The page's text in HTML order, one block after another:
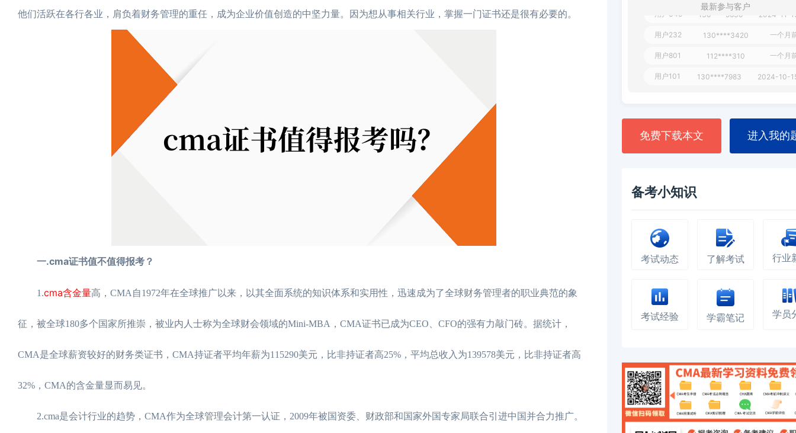
他们活跃在各行各业，肩负着财务管理的重任，成为企业价值创造的中坚力量。因为想从事相关行业，掌握一门证书还是很有必要的。
一.cma证书值不值得报考？
1.cma含金量高，CMA自1972年在全球推广以来，以其全面系统的知识体系和实用性，迅速成为了全球财务管理者的职业典范的象
征，被全球180多个国家所推崇，被业内人士称为全球财会领域的Mini-MBA，CMA证书已成为CEO、CFO的强有力敲门砖。据统计，
CMA是全球薪资较好的财务类证书，CMA持证者平均年薪为115290美元，比非持证者高25%，平均总收入为139578美元，比非持证者高
32%，CMA的含金量显而易见。
2.cma是会计行业的趋势，CMA作为全球管理会计第一认证，2009年被国资委、财政部和国家外国专家局联合引进中国并合力推广。
最新参与客户
130****9630
用户279 130****8868 2024-08-
免费下载本文 进入我的
备考小知识
考试动态 了解考试 行业
考试经验 学霸笔记 学员